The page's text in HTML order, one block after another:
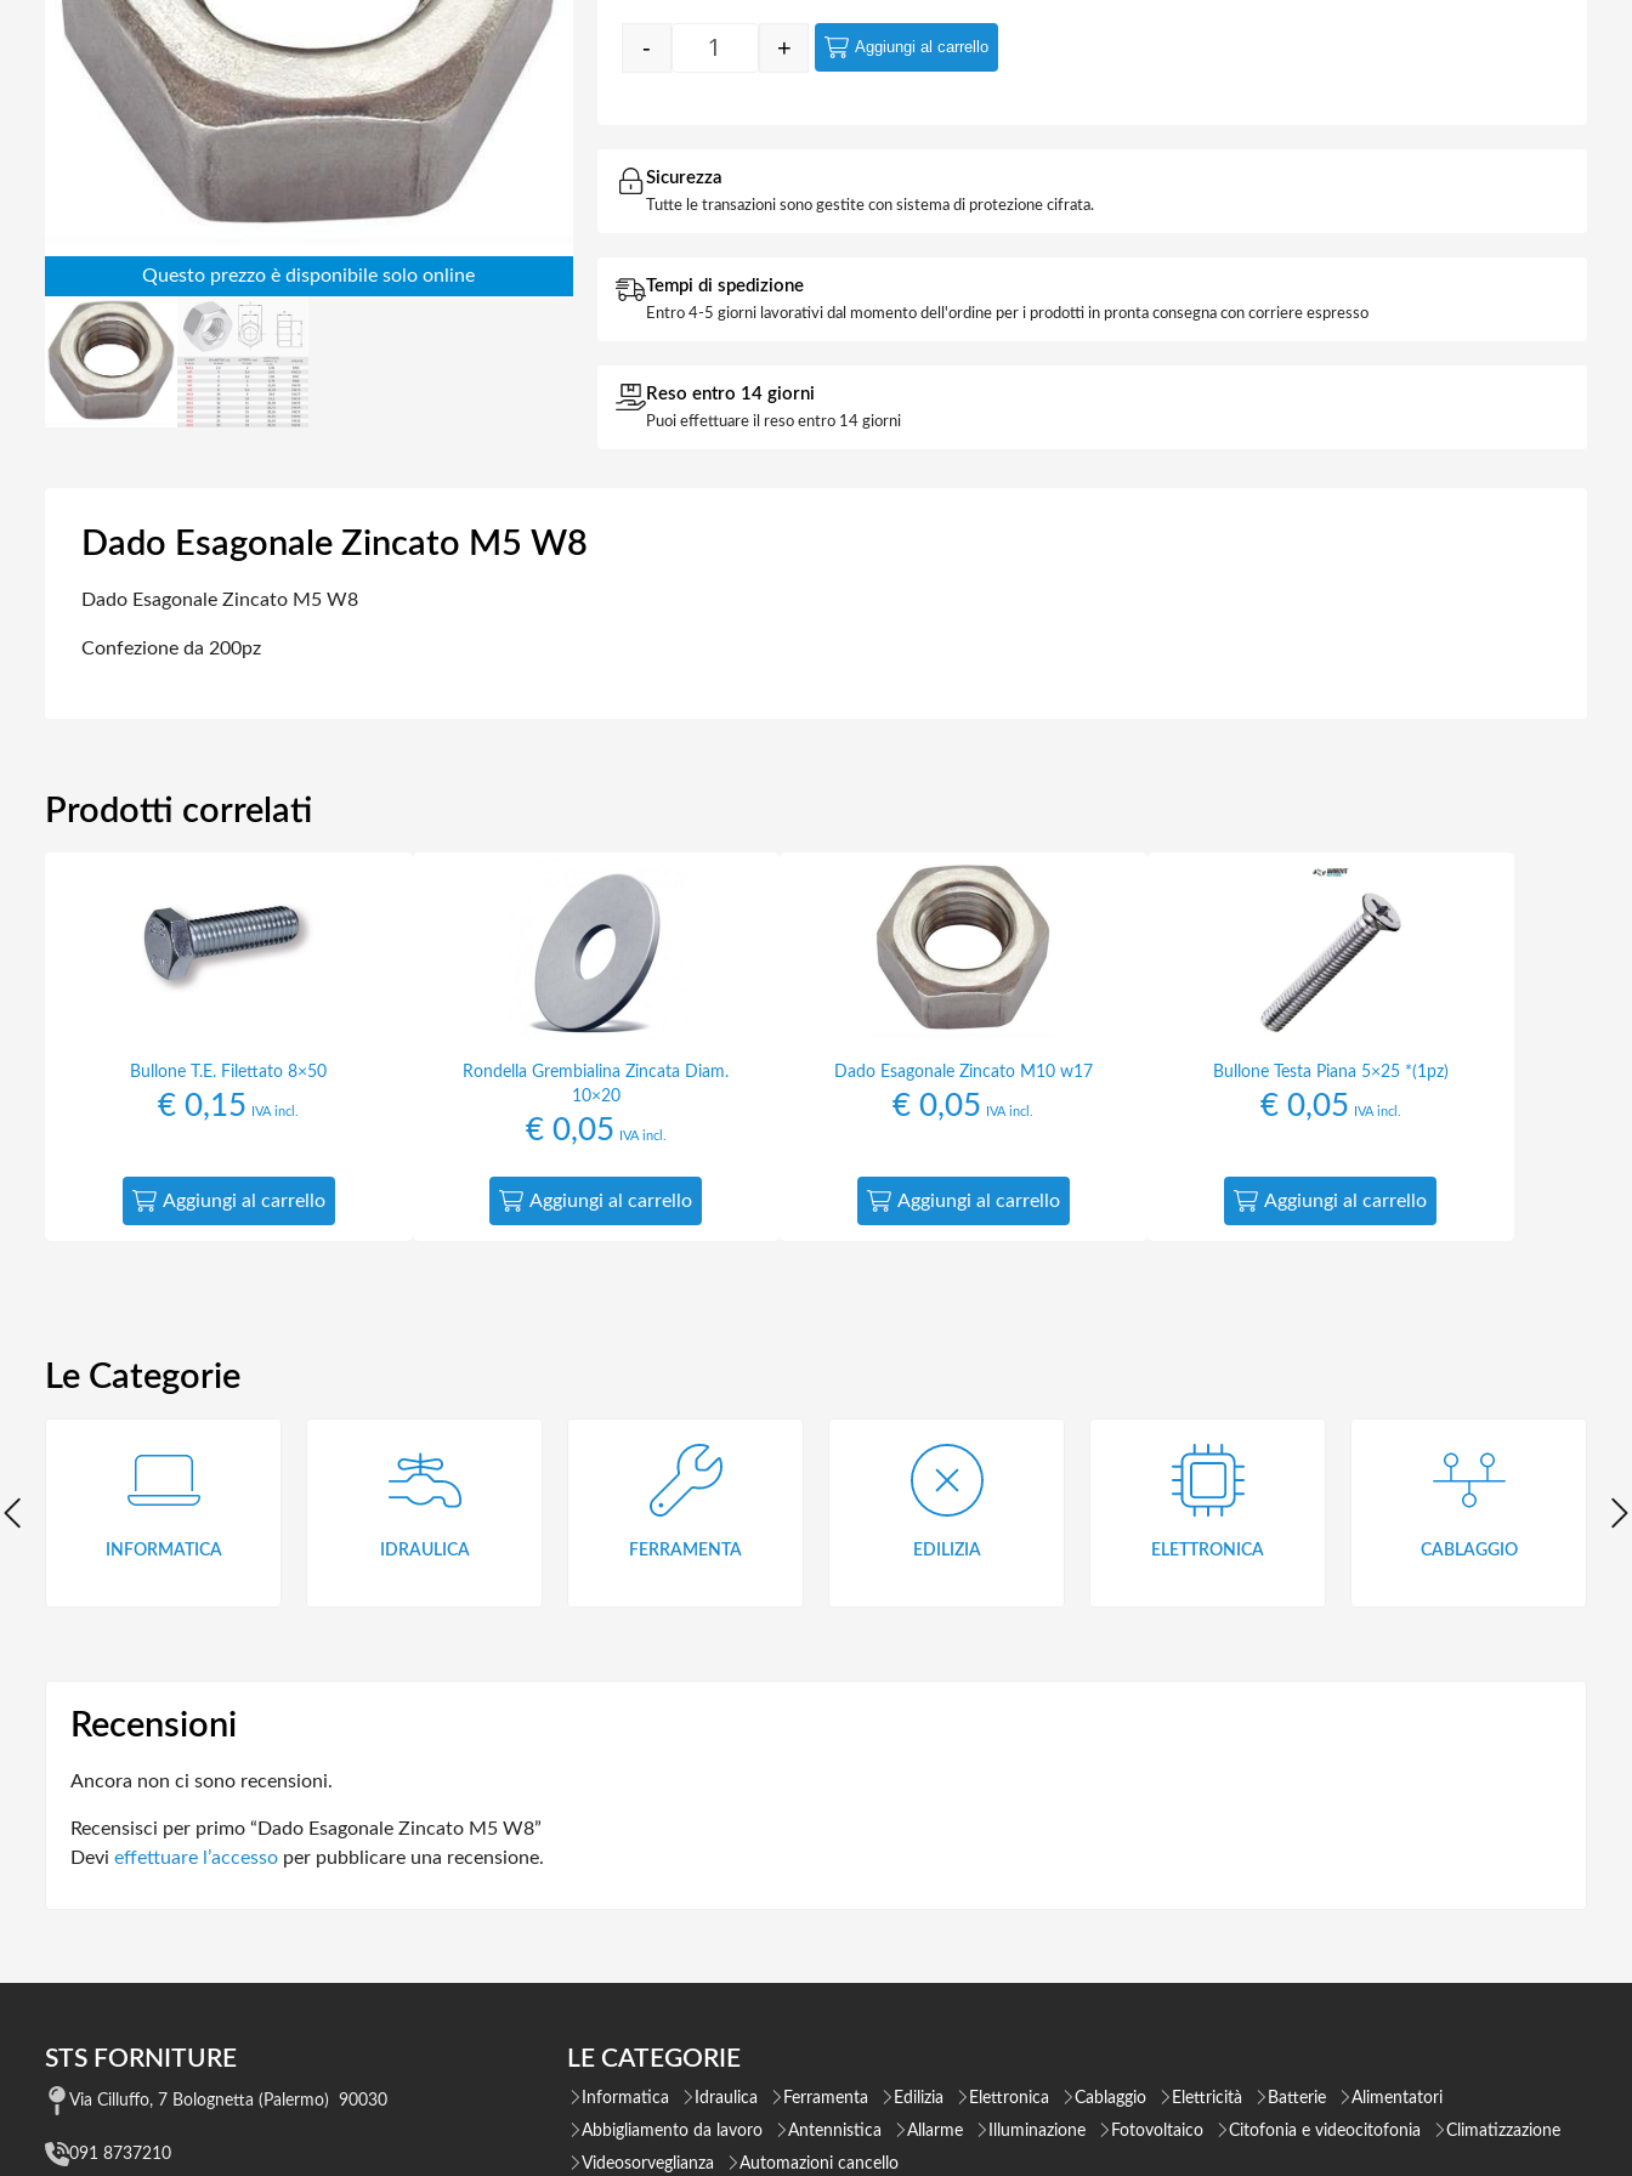
Abbigliamento da lavoro
Alimentatori
Batterie
Elettricità
Elettronica
Edilizia
Ferramenta
Idraulica
Quantity
- + Aggiungi al carrello
Sicurezza
Tutte le transazioni sono gestite con sistema di protezione cifrata.
Tempi di spedizione
Entro 4-5 giorni lavorativi dal momento dell'ordine per i prodotti in pronta consegna con corriere espresso
Reso entro 14 giorni
Puoi effettuare il reso entro 14 giorni
Dado Esagonale Zincato M5 W8
Dado Esagonale Zincato M5 W8
Confezione da 200pz
Prodotti correlati
Bullone T.E. Filettato 8×50
€ 0,15 IVA incl.
Aggiungi al carrello
Rondella Grembialina Zincata Diam.
10×20
€0,05 IVA incl.
Aggiungi al carrello
Dado Esagonale Zincato M10 w17
€ 0,05 IVA incl.
Aggiungi al carrello
Bullone Testa Piana 5×25 *(1pz)
€0,05 IVA incl.
Aggiungi al carrello
Le Categorie
INFORMATICA IDRAULICA FERRAMENTA EDILIZIA ELETTRONICA CABLAGGIO
Recensioni
Ancora non ci sono recensioni.
Recensisci per primo “Dado Esagonale Zincato M5 W8”
Devi effettuare l’accesso per pubblicare una recensione.
STS FORNITURE
Via Cilluffo, 7 Bolognetta (Palermo) 90030
091 8737210
LE CATEGORIE
Informatica Idraulica Ferramenta Edilizia Elettronica Cablaggio Elettricità Batterie
Alimentatori
Abbigliamento da lavoro
Antennistica Allarme Illuminazione Fotovoltaico Citofonia e videocitofonia
Climatizzazione
Videosorveglianza
Automazioni cancello